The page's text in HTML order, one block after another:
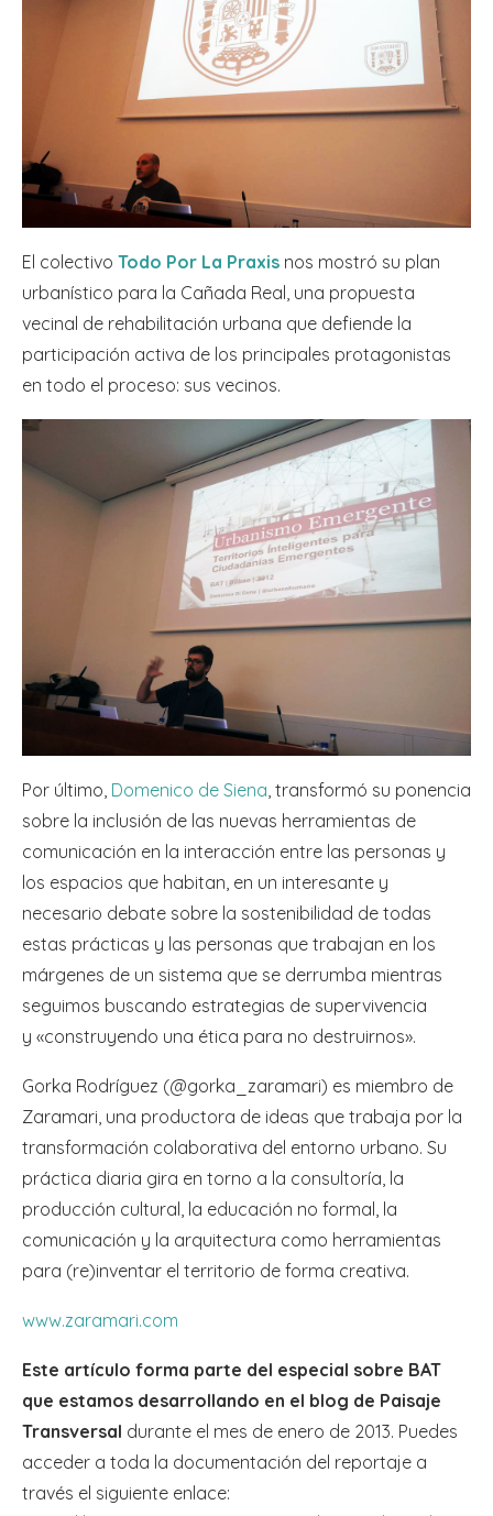
El colectivo Todo Por La Praxis nos mostró su plan
urbanístico para la Cañada Real, una propuesta
vecinal de rehabilitación urbana que defiende la
participación activa de los principales protagonistas
en todo el proceso: sus vecinos.
Por último, Domenico de Siena , transformó su ponencia
sobre la inclusión de las nuevas herramientas de
comunicación en la interacción entre las personas y
los espacios que habitan, en un interesante y
necesario debate sobre la sostenibilidad de todas
estas prácticas y las personas que trabajan en los
márgenes de un sistema que se derrumba mientras
seguimos buscando estrategias de supervivencia
y «construyendo una ética para no destruirnos».
Gorka Rodríguez (@gorka_zaramari) es miembro de
Zaramari, una productora de ideas que trabaja por la
transformación colaborativa del entorno urbano. Su
práctica diaria gira en torno a la consultoría, la
producción cultural, la educación no formal, la
comunicación y la arquitectura como herramientas
para (re)inventar el territorio de forma creativa.
www.zaramari.com
Este artículo forma parte del especial sobre BAT
que estamos desarrollando en el blog de Paisaje
Transversal durante el mes de enero de 2013. Puedes
acceder a toda la documentación del reportaje a
través el siguiente enlace: